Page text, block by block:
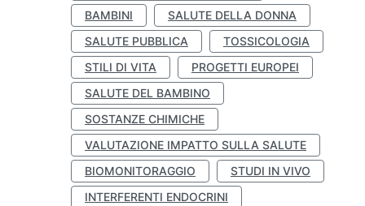
BAMBINI
SALUTE DELLA DONNA
SALUTE PUBBLICA
TOSSICOLOGIA
STILI DI VITA
PROGETTI EUROPEI
SALUTE DEL BAMBINO
SOSTANZE CHIMICHE
VALUTAZIONE IMPATTO SULLA SALUTE
BIOMONITORAGGIO
STUDI IN VIVO
INTERFERENTI ENDOCRINI